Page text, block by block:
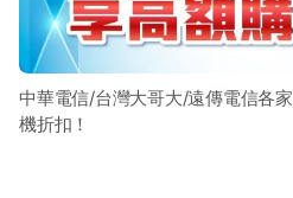
中華電信/台灣大哥大/遠傳電信各
機折扣！